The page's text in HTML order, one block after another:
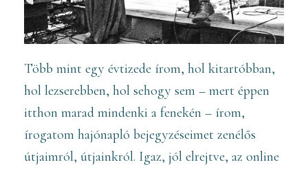
Több mint egy évtizede írom, hol kitartóbban,
hol lezserebben, hol sehogy sem – mert éppen
itthon marad mindenki a fenekén – írom,
írogatom hajónapló bejegyzéseimet zenélős
útjaimról, útjainkról. Igaz, jól elrejtve, az online